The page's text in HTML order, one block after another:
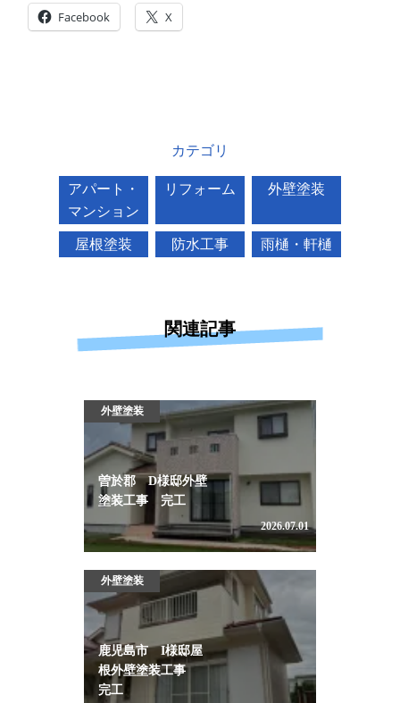
Facebook X
カテゴリ
アパート・
マンション
リフォーム 外壁塗装
屋根塗装 防水工事 雨樋・軒樋
関連記事
外壁塗装
曽於郡 D様邸外壁
塗装工事 完工
2026.07.01
外壁塗装
鹿児島市 I様邸屋
根外壁塗装工事
完工